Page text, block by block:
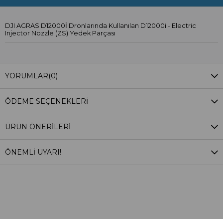
DJI AGRAS D12000İ Dronlarında Kullanılan D12000i - Electric
Injector Nozzle (ZS) Yedek Parçası
YORUMLAR(0)
ÖDEME SEÇENEKLERI
ÜRÜN ÖNERILERI
ÖNEMLİ UYARI!